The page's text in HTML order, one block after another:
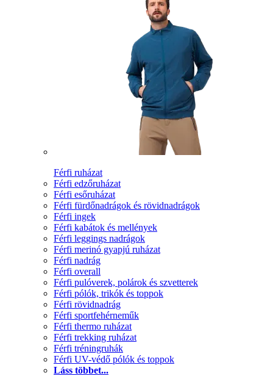
Férfi ruházat
Férfi edzőruházat
Férfi esőruházat
Férfi fürdőnadrágok és rövidnadrágok
Férfi ingek
Férfi kabátok és mellények
Férfi leggings nadrágok
Férfi merinó gyapjú ruházat
Férfi nadrág
Férfi overall
Férfi pulóverek, polárok és szvetterek
Férfi pólók, trikók és toppok
Férfi rövidnadrág
Férfi sportfehérneműk
Férfi thermo ruházat
Férfi trekking ruházat
Férfi tréningruhák
Férfi UV-védő pólók és toppok
Láss többet...